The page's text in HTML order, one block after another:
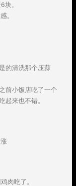
。
。
的清洗那个压蒜
前小饭店吃了一个
起来也不错。
肉吃了。